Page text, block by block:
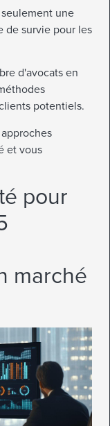
une
de survie pour les
d'avocats en
potentiels.
et vous
pour
marché